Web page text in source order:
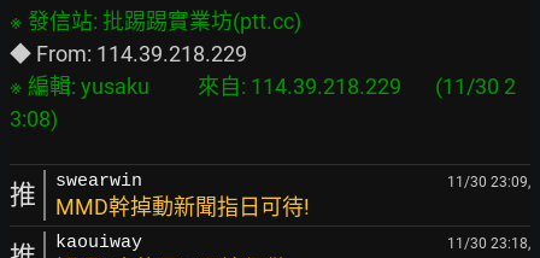
※ 編輯: yusaku          來自: 114.39.218.229       (11/30 2
推 swearwin 11/30 23:09,
MMD幹掉動新聞指日可待!
kaouiway 11/30 23:18,